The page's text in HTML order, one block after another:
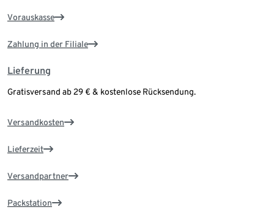
Vorauskasse
Zahlung in der Filiale
Lieferung
Gratisversand ab 29 € & kostenlose Rücksendung.
Versandkosten
Lieferzeit
Versandpartner
Packstation